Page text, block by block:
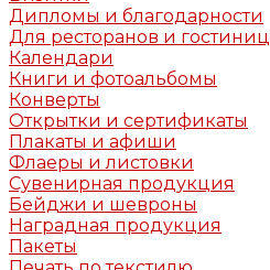
Дипломы и благодарности
Для ресторанов и гостиниц
Календари
Книги и фотоальбомы
Конверты
Открытки и сертификаты
Плакаты и афиши
Флаеры и листовки
Сувенирная продукция
Бейджи и шевроны
Наградная продукция
Пакеты